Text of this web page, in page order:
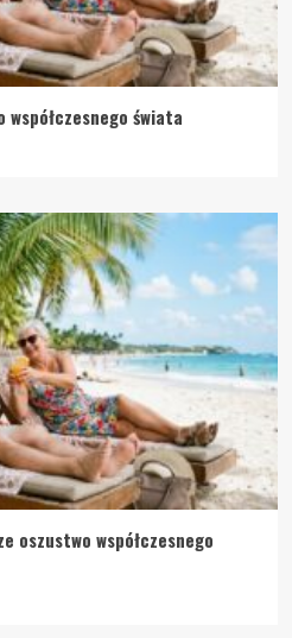
współczesnego świata
oszustwo współczesnego